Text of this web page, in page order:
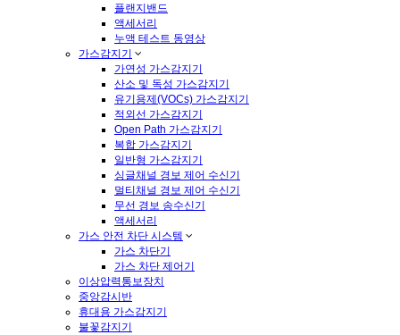
플랜지밴드
액세서리
누액 테스트 동영상
가스감지기
가연성 가스감지기
산소 및 독성 가스감지기
유기용제(VOCs) 가스감지기
적외선 가스감지기
Open Path 가스감지기
복합 가스감지기
일반형 가스감지기
싱글채널 경보 제어 수신기
멀티채널 경보 제어 수신기
무선 경보 송수신기
액세서리
가스 안전 차단 시스템
가스 차단기
가스 차단 제어기
이상압력통보장치
중앙감시반
휴대용 가스감지기
불꽃감지기